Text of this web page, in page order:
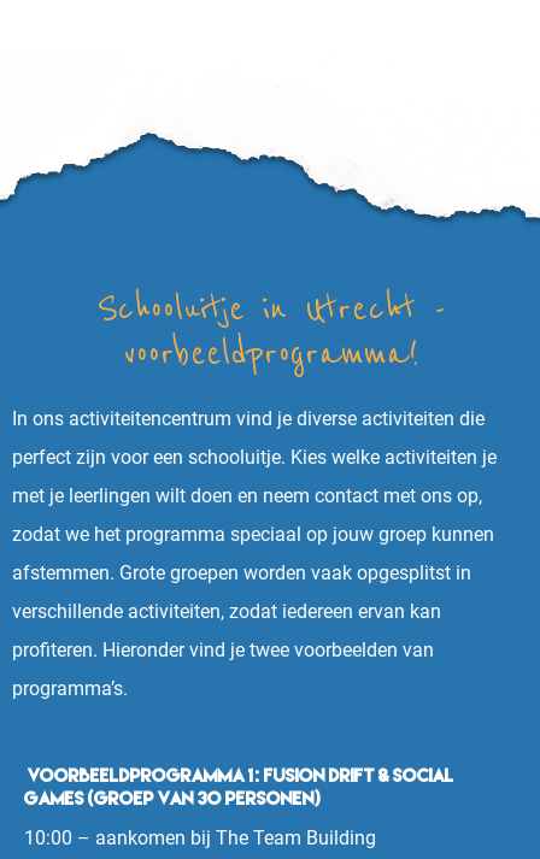
Schooluitje in Utrecht -
voorbeeldprogramma!
In ons activiteitencentrum vind je diverse activiteiten die
perfect zijn voor een schooluitje. Kies welke activiteiten je
met je leerlingen wilt doen en neem contact met ons op,
zodat we het programma speciaal op jouw groep kunnen
afstemmen. Grote groepen worden vaak opgesplitst in
verschillende activiteiten, zodat iedereen ervan kan
profiteren. Hieronder vind je twee voorbeelden van
programma’s.
Voorbeeldprogramma 1: Fusion Drift & Social
Games (groep van 30 personen)
10:00 – aankomen bij The Team Building